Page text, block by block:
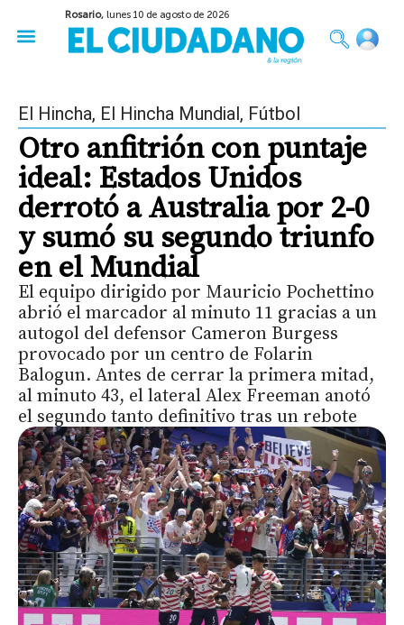
Rosario,lunes 10 de agosto de 2026
El Hincha, El Hincha Mundial, Fútbol
Otro anfitrión con puntaje
ideal: Estados Unidos
derrotó a Australia por 2-0
y sumó su segundo triunfo
en el Mundial
El equipo dirigido por Mauricio Pochettino
abrió el marcador al minuto 11 gracias a un
autogol del defensor Cameron Burgess
provocado por un centro de Folarin
Balogun. Antes de cerrar la primera mitad,
al minuto 43, el lateral Alex Freeman anotó
el segundo tanto definitivo tras un rebote